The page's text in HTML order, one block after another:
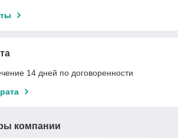
14 дней по договоренности
компании